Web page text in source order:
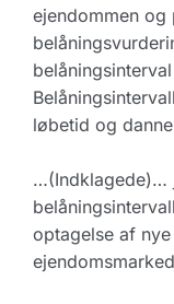
ejendommen og
løbetid og
…(Indklagede)…
optagelse af